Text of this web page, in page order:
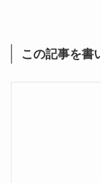
この記事を書